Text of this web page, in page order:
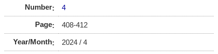
Number 4
Page 408-412
Year/Month 2024 / 4